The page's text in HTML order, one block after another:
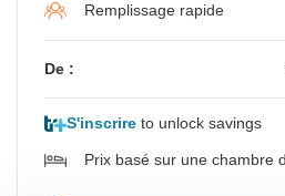
Remplissage rapide
De :
S'inscrire to unlock savings
Prix basé sur une chambre